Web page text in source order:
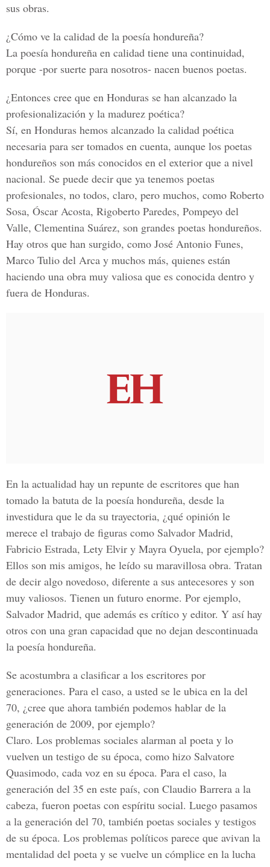
sus obras.
¿Cómo ve la calidad de la poesía hondureña?
La poesía hondureña en calidad tiene una continuidad,
porque -por suerte para nosotros- nacen buenos poetas.
¿Entonces cree que en Honduras se han alcanzado la
profesionalización y la madurez poética?
Sí, en Honduras hemos alcanzado la calidad poética
necesaria para ser tomados en cuenta, aunque los poetas
hondureños son más conocidos en el exterior que a nivel
nacional. Se puede decir que ya tenemos poetas
profesionales, no todos, claro, pero muchos, como Roberto
Sosa, Óscar Acosta, Rigoberto Paredes, Pompeyo del
Valle, Clementina Suárez, son grandes poetas hondureños.
Hay otros que han surgido, como José Antonio Funes,
Marco Tulio del Arca y muchos más, quienes están
haciendo una obra muy valiosa que es conocida dentro y
fuera de Honduras.
En la actualidad hay un repunte de escritores que han
tomado la batuta de la poesía hondureña, desde la
investidura que le da su trayectoria, ¿qué opinión le
merece el trabajo de figuras como Salvador Madrid,
Fabricio Estrada, Lety Elvir y Mayra Oyuela, por ejemplo?
Ellos son mis amigos, he leído su maravillosa obra. Tratan
de decir algo novedoso, diferente a sus antecesores y son
muy valiosos. Tienen un futuro enorme. Por ejemplo,
Salvador Madrid, que además es crítico y editor. Y así hay
otros con una gran capacidad que no dejan descontinuada
la poesía hondureña.
Se acostumbra a clasificar a los escritores por
generaciones. Para el caso, a usted se le ubica en la del
70, ¿cree que ahora también podemos hablar de la
generación de 2009, por ejemplo?
Claro. Los problemas sociales alarman al poeta y lo
vuelven un testigo de su época, como hizo Salvatore
Quasimodo, cada voz en su época. Para el caso, la
generación del 35 en este país, con Claudio Barrera a la
cabeza, fueron poetas con espíritu social. Luego pasamos
a la generación del 70, también poetas sociales y testigos
de su época. Los problemas políticos parece que avivan la
mentalidad del poeta y se vuelve un cómplice en la lucha